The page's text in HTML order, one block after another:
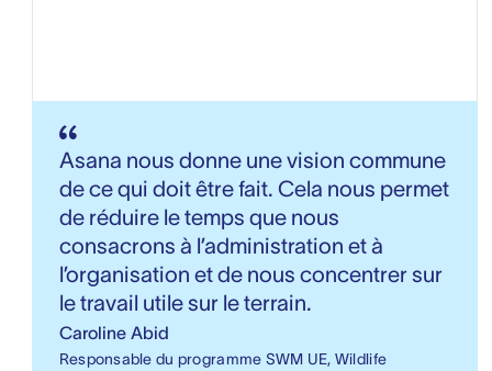
Asana nous donne une vision commune
de ce qui doit être fait. Cela nous permet
de réduire le temps que nous
consacrons à l’administration et à
l’organisation et de nous concentrer sur
le travail utile sur le terrain.
Caroline Abid
Responsable du programme SWM UE, Wildlife